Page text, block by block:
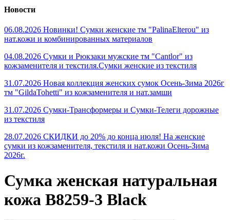
Новости
06.08.2026 Новинки! Сумки женские тм "PalinaElterou" из
нат.кожи и комбинированных материалов
04.08.2026 Сумки и Рюкзаки мужские тм "Cantlor" из
кожзаменителя и текстиля.Сумки женские из текстиля
31.07.2026 Новая коллекция женских сумок Осень-Зима 2026г
тм "GildaTohetti" из кожзаменителя и нат.замши
31.07.2026 Сумки-Трансформеры и Сумки-Телеги дорожные
из текстиля
28.07.2026 СКИДКИ до 20% до конца июля! На женские
сумки из кожзаменителя, текстиля и нат.кожи Осень-Зима
2026г.
Сумка женская натуральная
кожа B8259-3 Black